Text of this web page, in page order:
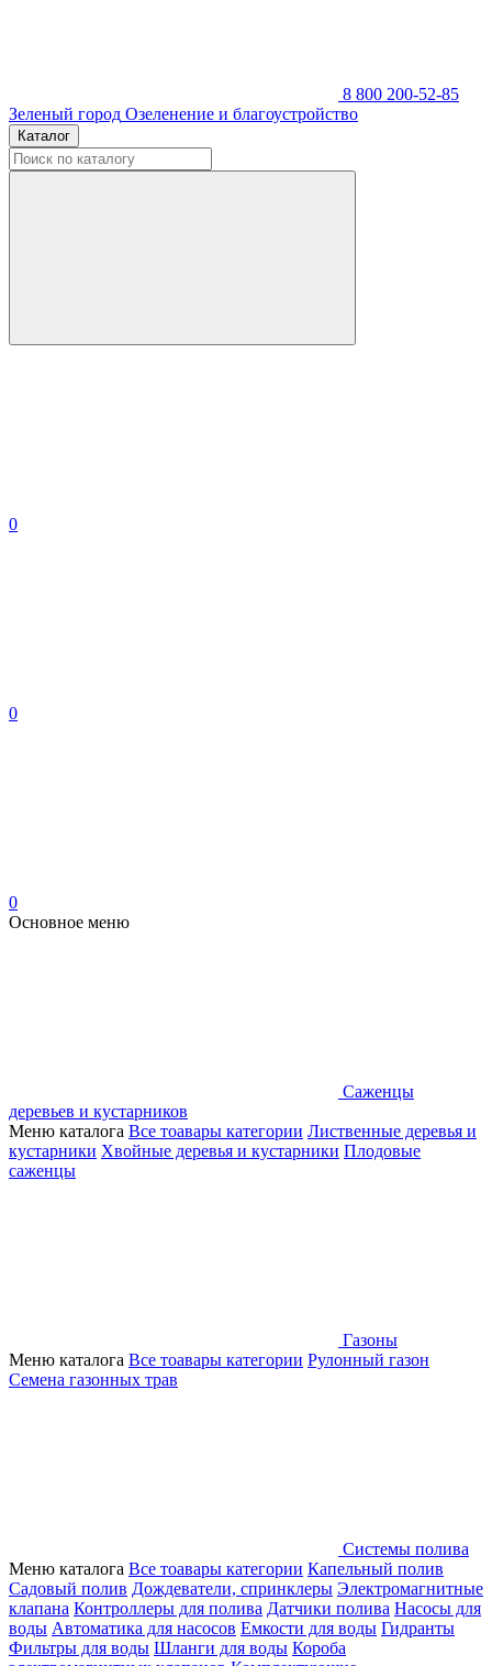
8 800 200-52-85
Зеленый город Озеленение и благоустройство
Каталог
0
0
0
Основное меню
Саженцы
деревьев и кустарников
Меню каталога Все тоавары категории Лиственные деревья и
кустарники Хвойные деревья и кустарники Плодовые
саженцы
Газоны
Меню каталога Все тоавары категории Рулонный газон
Семена газонных трав
Системы полива
Меню каталога Все тоавары категории Капельный полив
Садовый полив Дождеватели, спринклеры Электромагнитные
клапана Контроллеры для полива Датчики полива Насосы для
воды Автоматика для насосов Емкости для воды Гидранты
Фильтры для воды Шланги для воды Короба